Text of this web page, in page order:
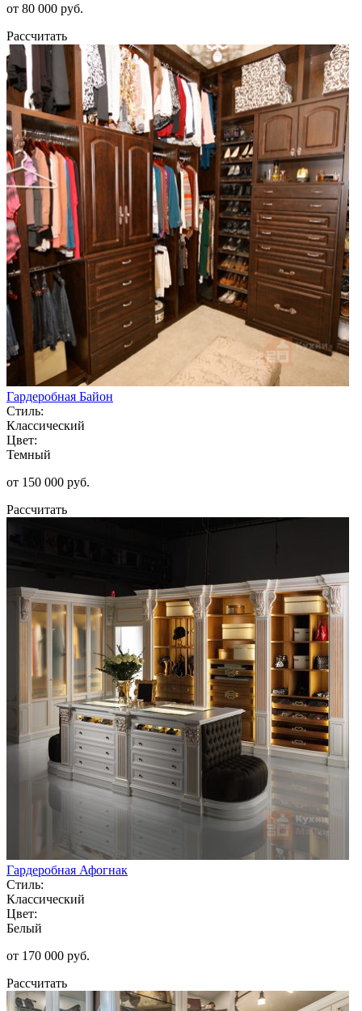
от 80 000 руб.
Рассчитать
Гардеробная Байон
Стиль:
Классический
Цвет:
Темный
от 150 000 руб.
Рассчитать
Гардеробная Афогнак
Стиль:
Классический
Цвет:
Белый
от 170 000 руб.
Рассчитать